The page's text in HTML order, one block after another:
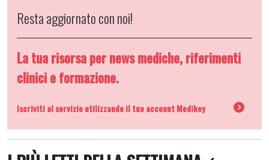
Resta aggiornato con noi!
La tua risorsa per news mediche, riferimenti
clinici e formazione.
Iscriviti al servizio utilizzando il tuo account Medikey